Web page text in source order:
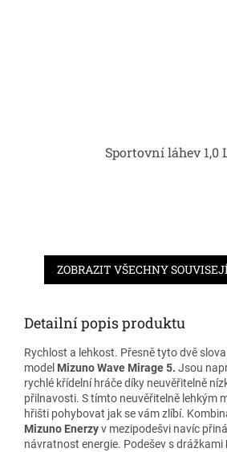
Sportovní láhev 1,0
ZOBRAZIT VŠECHNY
Detailní popis produktu
Rychlost a lehkost. Přesně tyto dvě
model Mizuno Wave Mirage 5. Jsou
rychlé křídelní hráče díky neuvěřitelně
přilnavosti. S tímto neuvěřitelně lehkým
hřišti pohybovat jak se vám zlíbí.
Mizuno Enerzyv mezipodešvi navíc
návratnost energie. Podešev s drážkami